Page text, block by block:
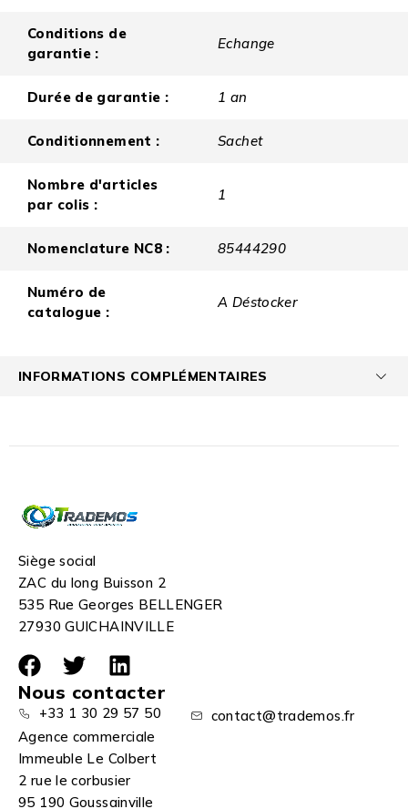
Conditions de
garantie :
Echange
Durée de garantie : 1 an
Conditionnement : Sachet
Nombre d'articles
par colis :
1
Nomenclature NC8 : 85444290
Numéro de
catalogue :
A Déstocker
INFORMATIONS COMPLÉMENTAIRES
Siège social
ZAC du long Buisson 2
535 Rue Georges BELLENGER
27930 GUICHAINVILLE
Nous contacter
+33 1 30 29 57 50
contact@trademos.fr
Agence commerciale
Immeuble Le Colbert
2 rue le corbusier
95 190 Goussainville